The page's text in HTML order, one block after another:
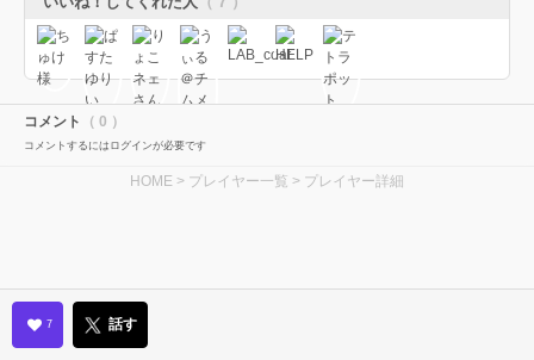
コメント （ 0 ）
コメントするにはログインが必要です
HOME > プレイヤー一覧 > プレイヤー詳細
7 話す